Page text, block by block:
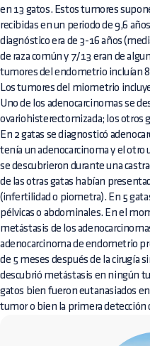
en 13 gatos. Estos tumores
recibidas en un periodo de 9,6
diagnóstico era de 3-16 años
de raza común y 7/13 eran de
tumores del endometrio incluían 8
Los tumores del miometrio
Uno de los adenocarcinomas se
ovariohisterectomizada; los otros
En 2 gatas se diagnosticó
tenía un adenocarcinoma y el
se descubrieron durante una
de las otras gatas habían
(infertilidad o piometra). En 5
pélvicas o abdominales. En el
metástasis de los
adenocarcinoma de endometrio
de 5 meses después de la cirugía
descubrió metástasis en ningún
gatos bien fueron eutanasiados
tumor o bien la primera detección